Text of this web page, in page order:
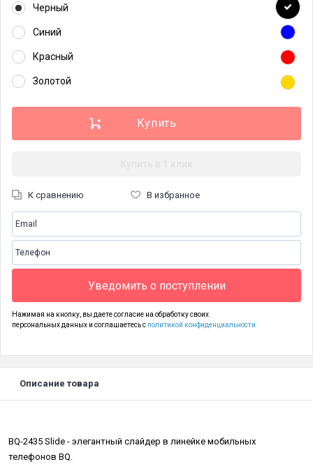
Черный
Синий
Красный
Золотой
К сравнению В избранное
Уведомить о поступлении
Нажимая на кнопку, вы даете согласие на обработку своих
персональных данных и соглашаетесь с политикой конфиденциальности
Описание товара
BQ-2435 Slide - элегантный слайдер в линейке мобильных
телефонов BQ.